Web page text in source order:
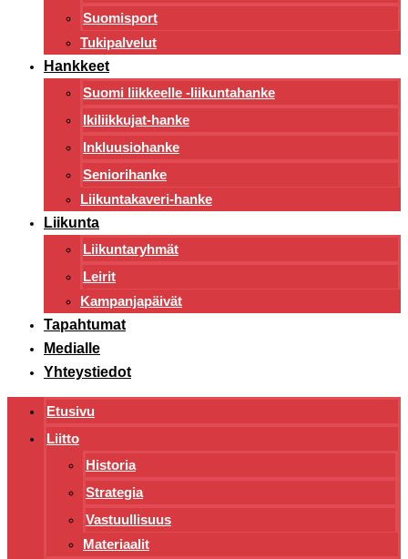
Suomisport
Tukipalvelut
Hankkeet
Suomi liikkeelle -liikuntahanke
Ikiliikkujat-hanke
Inkluusiohanke
Seniorihanke
Liikuntakaveri-hanke
Liikunta
Liikuntaryhmät
Leirit
Kampanjapäivät
Tapahtumat
Medialle
Yhteystiedot
Etusivu
Liitto
Historia
Strategia
Vastuullisuus
Materiaalit